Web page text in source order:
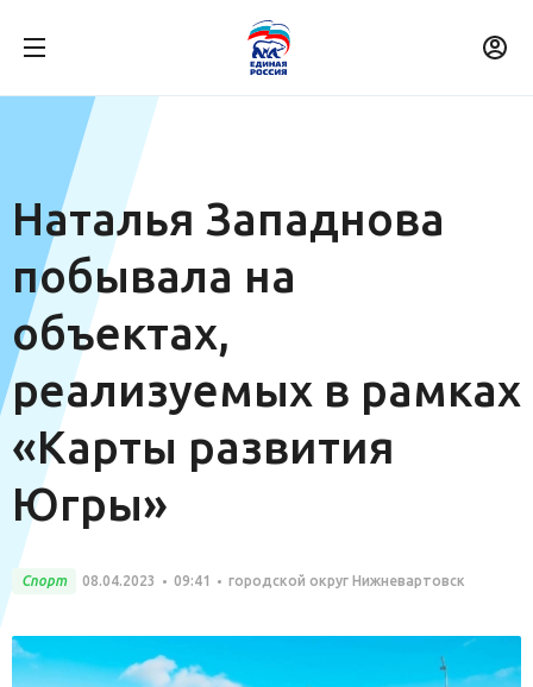
Наталья Западнова
побывала на
объектах,
реализуемых в рамках
«Карты развития
Югры»
Спорт 08.04.2023 09:41 городской округ Нижневартовск